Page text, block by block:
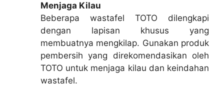
Menjaga Kilau
Beberapa wastafel TOTO dilengkapi
dengan lapisan khusus yang
membuatnya mengkilap. Gunakan produk
pembersih yang direkomendasikan oleh
TOTO untuk menjaga kilau dan keindahan
wastafel.